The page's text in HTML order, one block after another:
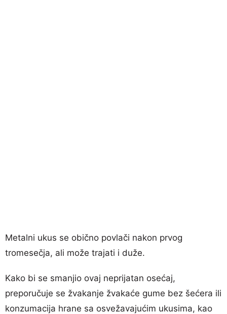
Metalni ukus se obično povlači nakon prvog
tromesečja, ali može trajati i duže.
Kako bi se smanjio ovaj neprijatan osećaj,
preporučuje se žvakanje žvakaće gume bez šećera ili
konzumacija hrane sa osvežavajućim ukusima, kao